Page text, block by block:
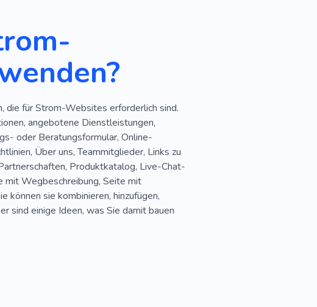
die für Strom-Websites erforderlich sind.
angebotene Dienstleistungen,
oder Beratungsformular, Online-
Über uns, Teammitglieder, Links zu
Produktkatalog, Live-Chat-
mit Wegbeschreibung, Seite mit
können sie kombinieren, hinzufügen,
sind einige Ideen, was Sie damit bauen